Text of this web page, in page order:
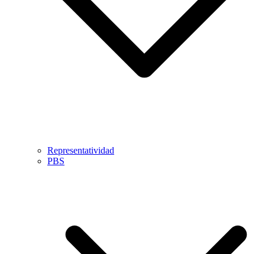
Representatividad
PBS